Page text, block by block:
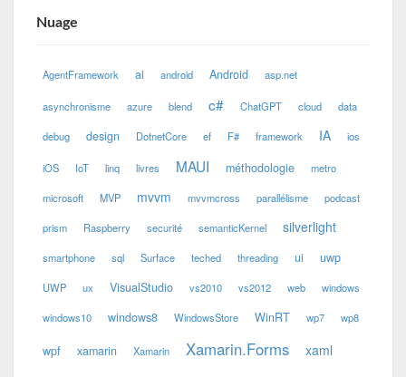
Nuage
AgentFramework ai android Android asp.net
asynchronisme azure blend c# ChatGPT cloud data
debug design DotnetCore ef F# framework IA ios
iOS IoT linq livres MAUI méthodologie metro
microsoft MVP mvvm mvvmcross parallélisme podcast
prism Raspberry securité semanticKernel silverlight
smartphone sql Surface teched threading ui uwp
UWP ux VisualStudio vs2010 vs2012 web windows
windows10 windows8 WindowsStore WinRT wp7 wp8
wpf xamarin Xamarin Xamarin.Forms xaml